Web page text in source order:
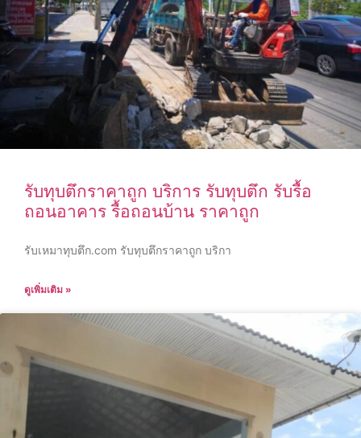
รับทุบตึกราคาถูก บริการ รับทุบตึก รับรื้อ
ถอนอาคาร รื้อถอนบ้าน ราคาถูก
รับเหมาทุบตึก.com รับทุบตึกราคาถูก บริกา
ดูเพิ่มเติม »